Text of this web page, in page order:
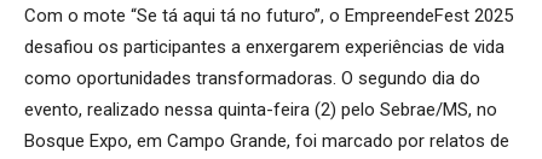
Com o mote “Se tá aqui tá no futuro”, o EmpreendeFest 2025
desafiou os participantes a enxergarem experiências de vida
como oportunidades transformadoras. O segundo dia do
evento, realizado nessa quinta-feira (2) pelo Sebrae/MS, no
Bosque Expo, em Campo Grande, foi marcado por relatos de